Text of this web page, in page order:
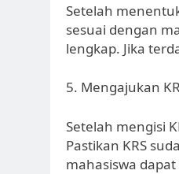
Setelah
sesuai dengan
lengkap. Jika
5. Mengajukan
Setelah mengisi
Pastikan KRS
mahasiswa